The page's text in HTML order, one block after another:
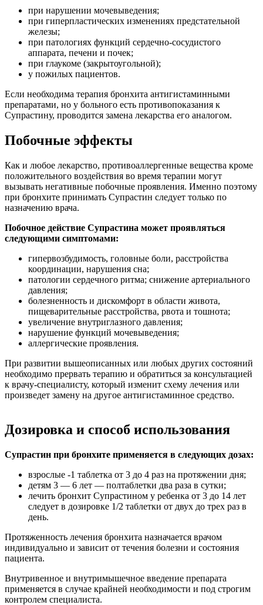
при нарушении мочевыведения;
при гиперпластических изменениях предстательной
железы;
при патологиях функций сердечно-сосудистого
аппарата, печени и почек;
при глаукоме (закрытоугольной);
у пожилых пациентов.
Если необходима терапия бронхита антигистаминными
препаратами, но у больного есть противопоказания к
Супрастину, проводится замена лекарства его аналогом.
Побочные эффекты
Как и любое лекарство, противоаллергенные вещества кроме
положительного воздействия во время терапии могут
вызывать негативные побочные проявления. Именно поэтому
при бронхите принимать Супрастин следует только по
назначению врача.
Побочное действие Супрастина может проявляться
следующими симптомами:
гипервозбудимость, головные боли, расстройства
координации, нарушения сна;
патологии сердечного ритма; снижение артериального
давления;
болезненность и дискомфорт в области живота,
пищеварительные расстройства, рвота и тошнота;
увеличение внутриглазного давления;
нарушение функций мочевыведения;
аллергические проявления.
При развитии вышеописанных или любых других состояний
необходимо прервать терапию и обратиться за консультацией
к врачу-специалисту, который изменит схему лечения или
произведет замену на другое антигистаминное средство.
Дозировка и способ использования
Супрастин при бронхите применяется в следующих дозах:
взрослые -1 таблетка от 3 до 4 раз на протяжении дня;
детям 3 — 6 лет — полтаблетки два раза в сутки;
лечить бронхит Супрастином у ребенка от 3 до 14 лет
следует в дозировке 1/2 таблетки от двух до трех раз в
день.
Протяженность лечения бронхита назначается врачом
индивидуально и зависит от течения болезни и состояния
пациента.
Внутривенное и внутримышечное введение препарата
применяется в случае крайней необходимости и под строгим
контролем специалиста.